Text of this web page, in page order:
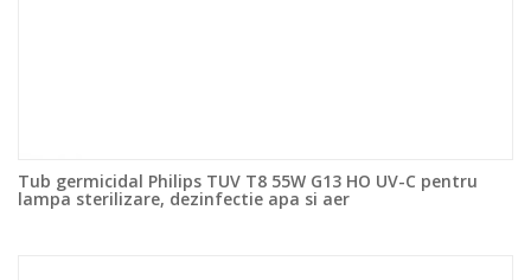
Tub germicidal Philips TUV T8 55W G13 HO UV-C pentru
lampa sterilizare, dezinfectie apa si aer